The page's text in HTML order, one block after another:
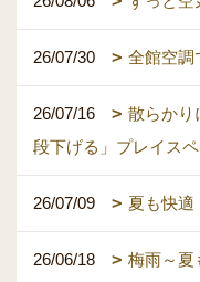
26/07/30 全館空調
26/07/16
散らかり
段下げる」プレイス
26/07/09 夏も快適
26/06/18
梅雨～夏